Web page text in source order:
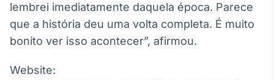
lembrei imediatamente daquela época. Parece
que a história deu uma volta completa. É muito
bonito ver isso acontecer”, afirmou.
Website: